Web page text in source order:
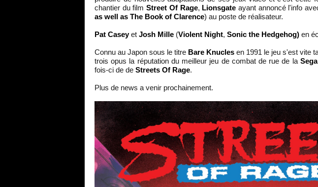
chantier du filmStreet Of Rage, Lionsgate ayant annoncé l'info
as well as The Book of Clarence) au poste de réalisateur.
Pat Caseyet Josh Mille (Violent Night, Sonic the Hedgehog) en
Connu au Japon sous le titre Bare Knucles en 1991 le jeu s'est vite
trois opus la réputation du meilleur jeu de combat de rue de laSega
fois-ci de de Streets Of Rage.
Plus de news a venir prochainement.